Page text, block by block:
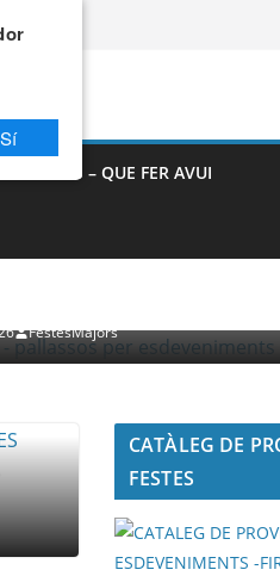
I FESTES – QUE FER AVUI
FestesMajors
CATÀLEG DE
FESTES
Sí